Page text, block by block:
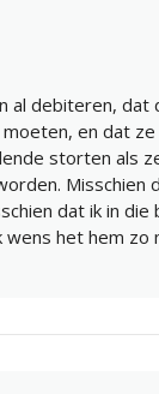
al debiteren,
en dat
storten als
Misschien
dat ik in
wens het hem zo